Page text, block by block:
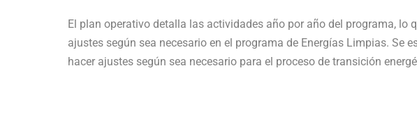
El plan operativo detalla las actividades año por año del programa,
ajustes según sea necesario en el programa de Energías Limpias.
hacer ajustes según sea necesario para el proceso de transición